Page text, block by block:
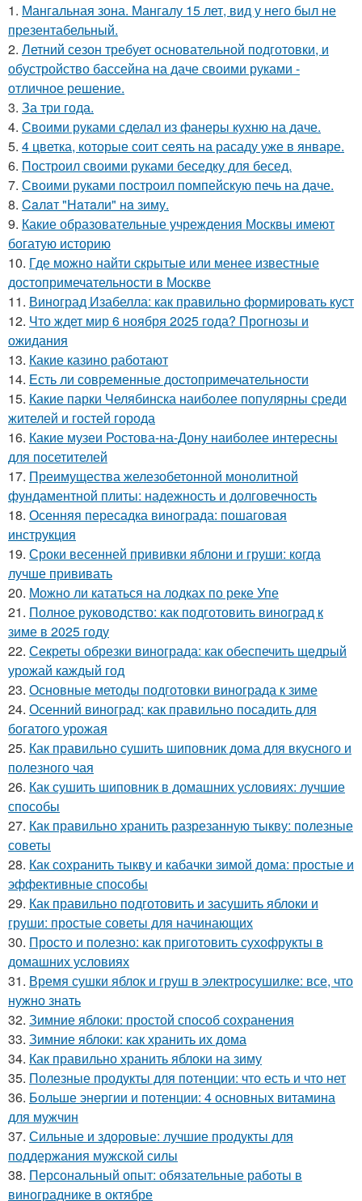
1. Мангальная зона. Мангалу 15 лет, вид у него был не
презентабельный.
2. Летний сезон требует основательной подготовки, и
обустройство бассейна на даче своими руками -
отличное решение.
3. За три года.
4. Своими руками сделал из фанеры кухню на даче.
5. 4 цветка, которые соит сеять на расаду уже в январе.
6. Построил своими руками беседку для бесед.
7. Своими руками построил помпейскую печь на даче.
8. Caлaт "Нaтaли" нa зиму.
9. Какие образовательные учреждения Москвы имеют
богатую историю
10. Где можно найти скрытые или менее известные
достопримечательности в Москве
11. Виноград Изабелла: как правильно формировать куст
12. Что ждет мир 6 ноября 2025 года? Прогнозы и
ожидания
13. Какие казино работают
14. Есть ли современные достопримечательности
15. Какие парки Челябинска наиболее популярны среди
жителей и гостей города
16. Какие музеи Ростова-на-Дону наиболее интересны
для посетителей
17. Преимущества железобетонной монолитной
фундаментной плиты: надежность и долговечность
18. Осенняя пересадка винограда: пошаговая
инструкция
19. Сроки весенней прививки яблони и груши: когда
лучше прививать
20. Можно ли кататься на лодках по реке Упе
21. Полное руководство: как подготовить виноград к
зиме в 2025 году
22. Секреты обрезки винограда: как обеспечить щедрый
урожай каждый год
23. Основные методы подготовки винограда к зиме
24. Осенний виноград: как правильно посадить для
богатого урожая
25. Как правильно сушить шиповник дома для вкусного и
полезного чая
26. Как сушить шиповник в домашних условиях: лучшие
способы
27. Как правильно хранить разрезанную тыкву: полезные
советы
28. Как сохранить тыкву и кабачки зимой дома: простые и
эффективные способы
29. Как правильно подготовить и засушить яблоки и
груши: простые советы для начинающих
30. Просто и полезно: как приготовить сухофрукты в
домашних условиях
31. Время сушки яблок и груш в электросушилке: все, что
нужно знать
32. Зимние яблоки: простой способ сохранения
33. Зимние яблоки: как хранить их дома
34. Как правильно хранить яблоки на зиму
35. Полезные продукты для потенции: что есть и что нет
36. Больше энергии и потенции: 4 основных витамина
для мужчин
37. Сильные и здоровые: лучшие продукты для
поддержания мужской силы
38. Персональный опыт: обязательные работы в
винограднике в октябре